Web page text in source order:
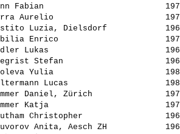
Fabian
Aurelio
Luzia, Dielsdorf
Enrico
Lukas
Stefan
Yulia
Lucas
Daniel, Zürich
Katja
Christopher
Anita, Aesch ZH